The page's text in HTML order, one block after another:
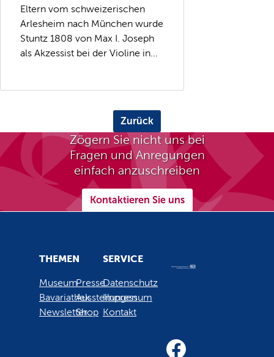
Eltern vom schweizerischen
Arlesheim nach München wurde
Stuntz 1808 von Max I. Joseph
als Akzessist bei der Violine in...
Zurück
Zögern Sie nicht uns bei
Fragen und Anregungen
einfach anzuschreiben
Kontaktieren Sie uns
THEMEN
Museum
Bavariathek
Newsletter
Presse
Ausstellungen
Shop
SERVICE
Datenschutz
Impressum
Kontakt